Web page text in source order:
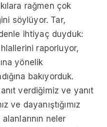
rağmen çok
söylüyor. Tar,
ihtiyaç duyduk:
raporluyor,
yönelik
bakıyorduk.
verdiğimiz ve yanıt
ve dayanıştığımız
neler